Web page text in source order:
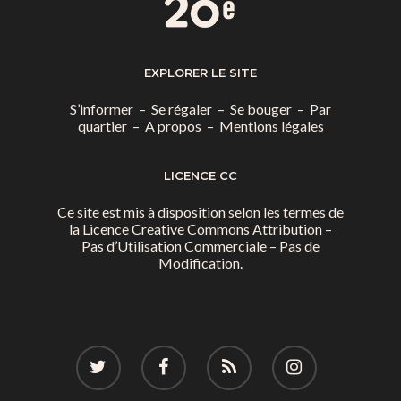
EXPLORER LE SITE
S’informer – Se régaler – Se bouger – Par
quartier– A propos – Mentions légales
LICENCE CC
Ce site est mis à disposition selon les termes de
la Licence Creative Commons Attribution –
Pas d’Utilisation Commerciale – Pas de
Modification.